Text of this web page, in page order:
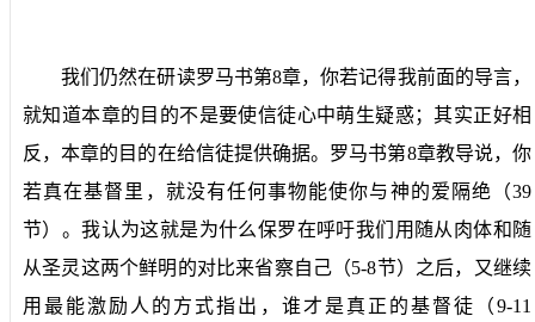
我们仍然在研读罗马书第8章，你若记得我前面的导言，
就知道本章的目的不是要使信徒心中萌生疑惑；其实正好相
反，本章的目的在给信徒提供确据。罗马书第8章教导说，你
若真在基督里，就没有任何事物能使你与神的爱隔绝（39
节）。我认为这就是为什么保罗在呼吁我们用随从肉体和随
从圣灵这两个鲜明的对比来省察自己（5-8节）之后，又继续
用最能激励人的方式指出，谁才是真正的基督徒（9-11